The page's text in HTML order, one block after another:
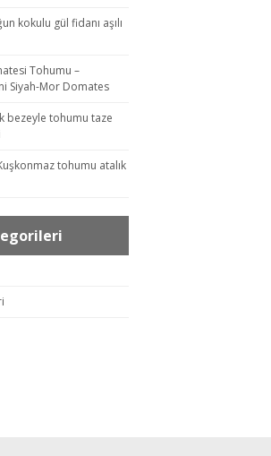
kokulu gül fidanı aşılı
Tohumu –
Siyah-Mor Domates
bezeyle tohumu taze
tohumu atalık